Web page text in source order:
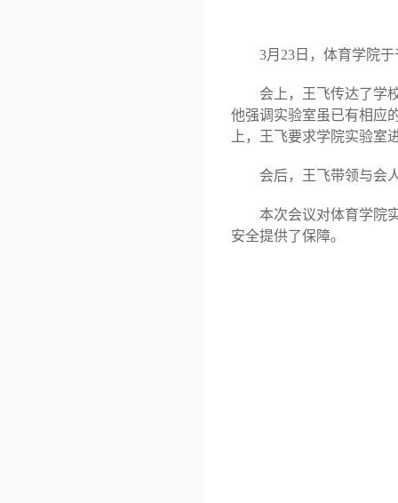
3月23 日，体育学院
会上，王飞传达了学
他强调实验室虽已有相应
上，王飞要求学院实验
会后，王飞带领与会
本次会议对体育学院
安全提供了保障。